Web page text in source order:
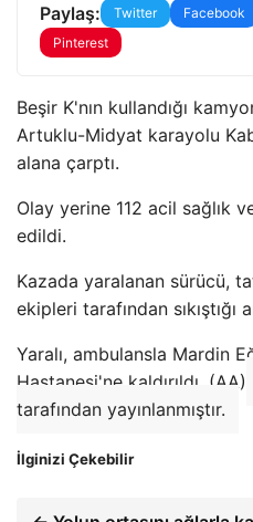
Paylaş: Twitter Facebook
Pinterest
Beşir K'nın kullandığı
Artuklu-Midyat karayolu
alana çarptı.
Olay yerine 112 acil sağlık
edildi.
Kazada yaralanan sürücü,
ekipleri tarafından sıkıştığı
Yaralı, ambulansla Mardin
Hastanesi'ne kaldırıldı. (AA)
tarafından yayınlanmıştır.
İlginizi Çekebilir